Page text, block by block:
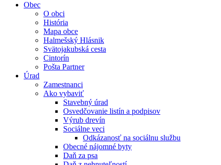
Obec
O obci
História
Mapa obce
Halmešský Hlásnik
Svätojakubská cesta
Cintorín
Pošta Partner
Úrad
Zamestnanci
Ako vybaviť
Stavebný úrad
Osvedčovanie listín a podpisov
Výrub drevín
Sociálne veci
Odkázanosť na sociálnu službu
Obecné nájomné byty
Daň za psa